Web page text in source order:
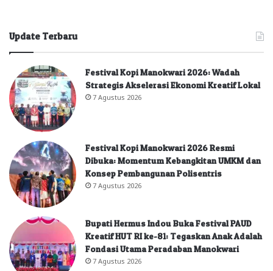
Update Terbaru
Festival Kopi Manokwari 2026: Wadah
Strategis Akselerasi Ekonomi Kreatif Lokal
7 Agustus 2026
Festival Kopi Manokwari 2026 Resmi
Dibuka: Momentum Kebangkitan UMKM dan
Konsep Pembangunan Polisentris
7 Agustus 2026
Bupati Hermus Indou Buka Festival PAUD
Kreatif HUT RI ke-81: Tegaskan Anak Adalah
Fondasi Utama Peradaban Manokwari
7 Agustus 2026